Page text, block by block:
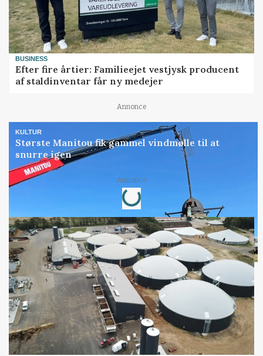
BUSINESS
Efter fire årtier: Familieejet vestjysk producent
af staldinventar får ny medejer
Annonce
KULTUR
Største Manitou fik gammel vindmølle til at
snurre igen
Annonce
Loading...